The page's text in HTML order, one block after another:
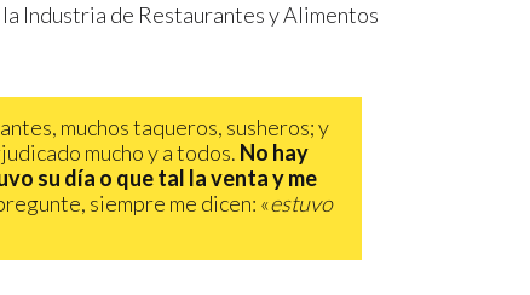
Industria de Restaurantes y Alimentos
muchos taqueros, susheros; y
mucho y a todos. No hay
su día o que tal la venta y me
siempre me dicen: «estuvo